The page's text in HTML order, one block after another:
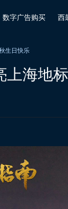
数字广告购买 西
生日快乐
上海地